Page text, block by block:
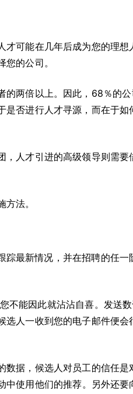
才可能在几年后成为您的理想
的公司。
的两倍以上。因此，68％的
是否进行人才寻源，而在于如
人才引进的高级领导则需要
法。
最新情况，并在招聘的任一
不能因此就沾沾自喜。发送
人一收到您的电子邮件便会
据，候选人对员工的信任是
使用他们的推荐。另外还要